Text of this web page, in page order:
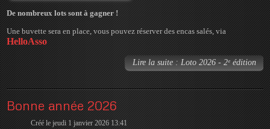
De nombreux lots sont à gagner !
Une buvette sera en place, vous pouvez réserver des encas salés,via
HelloAsso
Lire la suite : Loto 2026 - 2ᵉ édition
Bonne année 2026
Créé le jeudi 1 janvier 2026 13:41